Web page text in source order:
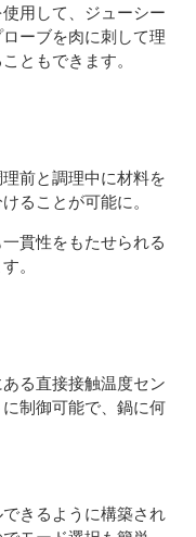
用して、ジューシー
ーブを肉に刺して理
ともできます。
前と調理中に材料を
ることが可能に。
貫性をもたせられる
。
る直接接触温度セン
制御可能で、鍋に何
きるように構築され